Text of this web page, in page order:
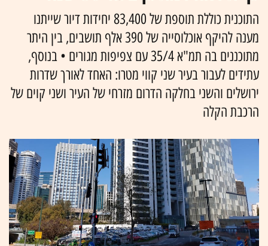
התוכנית כוללת תוספת של 83,400 יחידות דיור שייתנו
מענה להיקף אוכלוסייה של 390 אלף תושבים, בין היתר
מתוכננים בה תמ"א 35/4 עם צפיפות מגורים • בנוסף,
עתידים לעבור בעיר שני קווי מטרו: האחד לאורך שדרות
ירושלים והשני בחלקה הדרום מזרחי של העיר ושני קוים של
הרכבת הקלה